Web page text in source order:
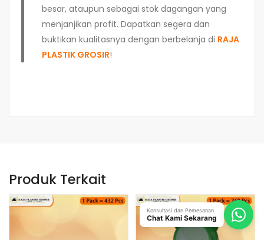
besar, ataupun sebagai stok dagangan yang
menjanjikan profit. Dapatkan segera dan
buktikan kualitasnya dengan berbelanja di RAJA
PLASTIK GROSIR!
Produk Terkait
Konsultasi dan Pemesanan
Chat Kami Sekarang